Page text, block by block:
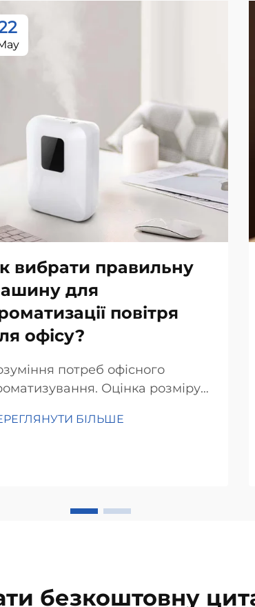
вибрати правильну
для
повітря
офісу?
потреб офісного
Оцінка розміру
ароматичного
потребують більш потужних
БІЛЬШЕ
безкоштовну